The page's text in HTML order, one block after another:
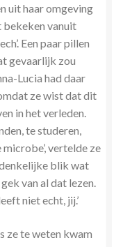
uit haar omgeving
bekeken vanuit
Een paar pillen
gevaarlijk zou
Lucia had daar
ze wist dat dit
in het verleden.
te studeren,
microbe’, vertelde ze
blik wat
van al dat lezen.
niet echt, jij.’
ze te weten kwam